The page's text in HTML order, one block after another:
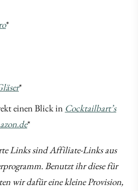
*
*
einen Blick in Cocktailbart’s
*
Links sind Affiliate-Links aus
Benutzt ihr diese für
wir dafür eine kleine Provision,